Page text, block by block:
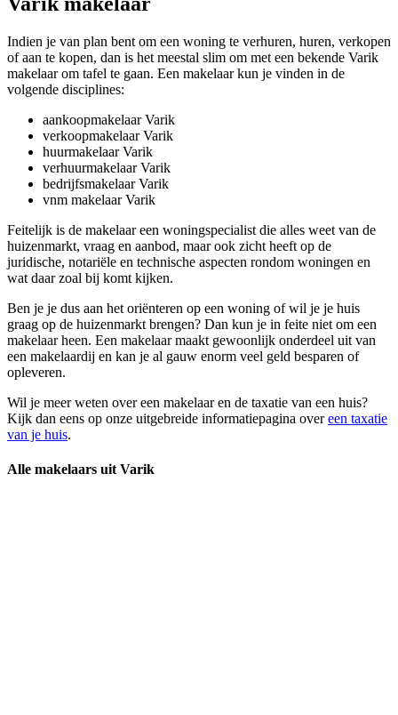
Indien je van plan bent om een woning te verhuren, huren, verkopen
of aan te kopen, dan is het meestal slim om met een bekende Varik
makelaar om tafel te gaan. Een makelaar kun je vinden in de
volgende disciplines:
aankoopmakelaar Varik
verkoopmakelaar Varik
huurmakelaar Varik
verhuurmakelaar Varik
bedrijfsmakelaar Varik
vnm makelaar Varik
Feitelijk is de makelaar een woningspecialist die alles weet van de
huizenmarkt, vraag en aanbod, maar ook zicht heeft op de
juridische, notariële en technische aspecten rondom woningen en
wat daar zoal bij komt kijken.
Ben je je dus aan het oriënteren op een woning of wil je je huis
graag op de huizenmarkt brengen? Dan kun je in feite niet om een
makelaar heen. Een makelaar maakt gewoonlijk onderdeel uit van
een makelaardij en kan je al gauw enorm veel geld besparen of
opleveren.
Wil je meer weten over een makelaar en de taxatie van een huis?
Kijk dan eens op onze uitgebreide informatiepagina overeen taxatie
van je huis.
Alle makelaars uit Varik